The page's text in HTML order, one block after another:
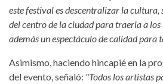
este festival es descentralizar la cultura,
del centro de la ciudad para traerla a
además un espectáculo de calidad para
Asimismo, haciendo hincapié en la
del evento, señaló: "Todos los artistas